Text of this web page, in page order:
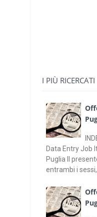
I PIÙ RICERCATI
Data Entry Job
Puglia Il
entrambi i